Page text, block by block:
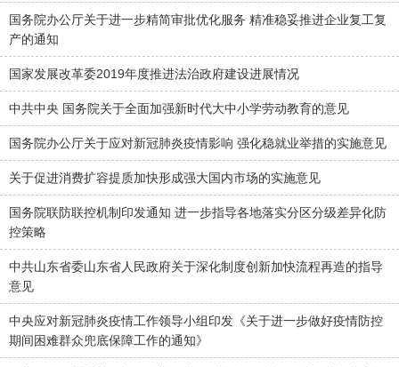
国务院办公厅关于进一步精简审批优化服务 精准稳妥推进企业复工复
产的通知
国家发展改革委2019年度推进法治政府建设进展情况
中共中央 国务院关于全面加强新时代大中小学劳动教育的意见
国务院办公厅关于应对新冠肺炎疫情影响 强化稳就业举措的实施意见
关于促进消费扩容提质加快形成强大国内市场的实施意见
国务院联防联控机制印发通知 进一步指导各地落实分区分级差异化防
控策略
中共山东省委山东省人民政府关于深化制度创新加快流程再造的指导
意见
中央应对新冠肺炎疫情工作领导小组印发《关于进一步做好疫情防控
期间困难群众兜底保障工作的通知》